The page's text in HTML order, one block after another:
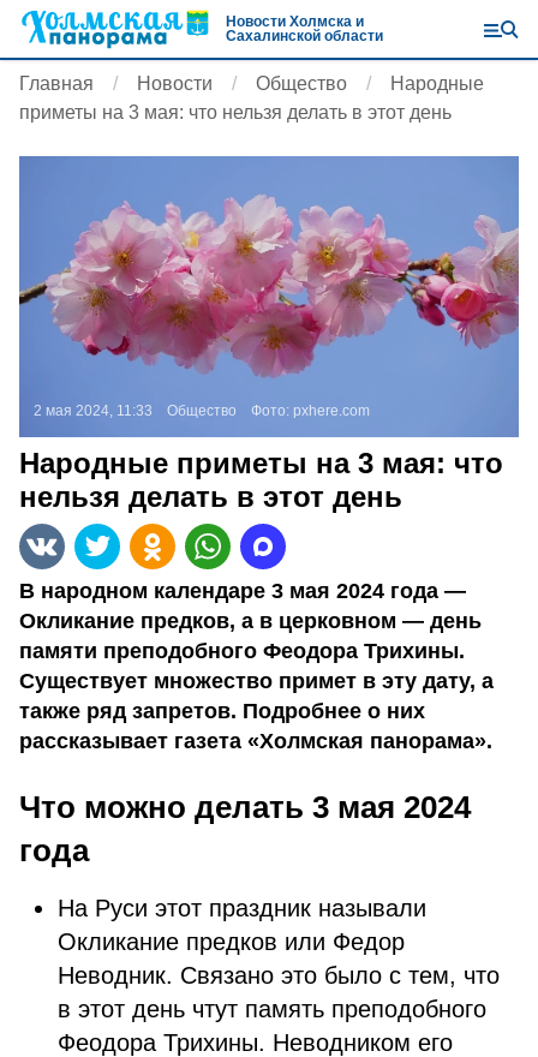
Новости Холмска и
Сахалинской области
Главная Новости Общество
Народные
приметы на 3 мая: что нельзя делать в этот день
2 мая 2024, 11:33 Общество Фото: pxhere.com
Народные приметы на 3 мая: что
нельзя делать в этот день
В народном календаре 3 мая 2024 года —
Окликание предков, а в церковном — день
памяти преподобного Феодора Трихины.
Существует множество примет в эту дату, а
также ряд запретов. Подробнее о них
рассказывает газета «Холмская панорама».
Что можно делать 3 мая 2024
года
На Руси этот праздник называли
Окликание предков или Федор
Неводник. Связано это было с тем, что
в этот день чтут память преподобного
Феодора Трихины. Неводником его